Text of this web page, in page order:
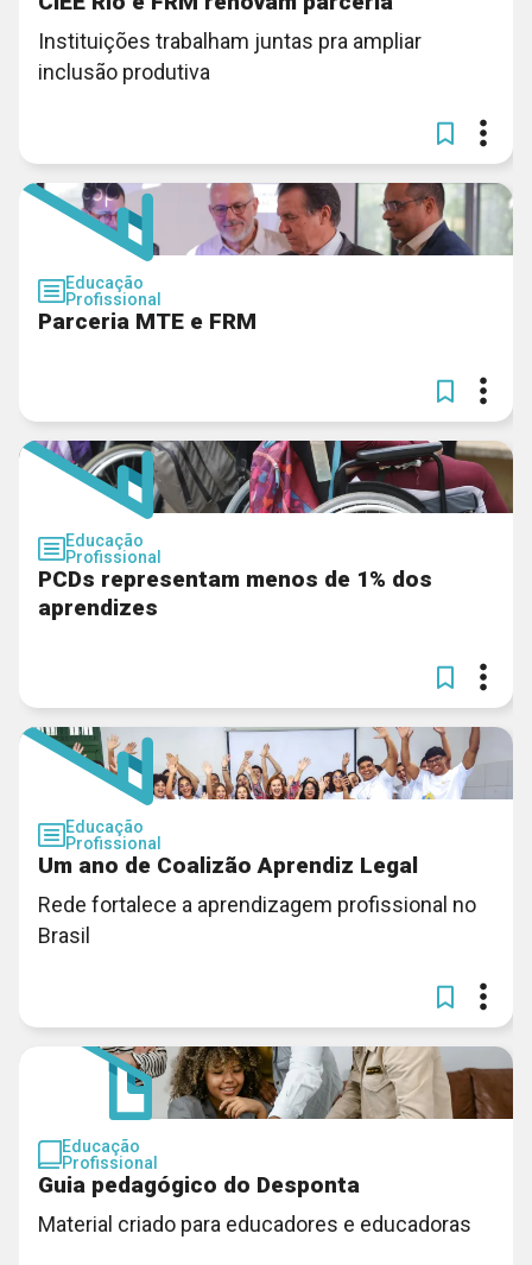
Instituições trabalham juntas pra ampliar
inclusão produtiva
Educação
Profissional
Parceria MTE e FRM
Educação
Profissional
PCDs representam menos de 1% dos
aprendizes
Educação
Profissional
Um ano de Coalizão Aprendiz Legal
Rede fortalece a aprendizagem profissional no
Brasil
Educação
Profissional
Guia pedagógico do Desponta
Material criado para educadores e educadoras